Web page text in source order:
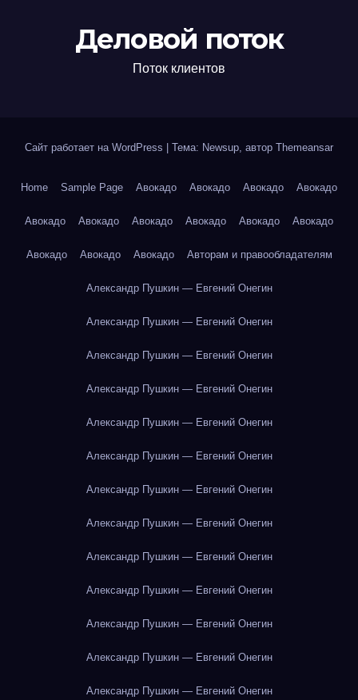
Деловой поток
Поток клиентов
Сайт работает на WordPress Тема: Newsup, автор Themeansar
Home Sample Page Авокадо Авокадо Авокадо Авокадо
Авокадо Авокадо Авокадо Авокадо Авокадо Авокадо
Авокадо Авокадо Авокадо Авторам и правообладателям
Александр Пушкин — Евгений Онегин
Александр Пушкин — Евгений Онегин
Александр Пушкин — Евгений Онегин
Александр Пушкин — Евгений Онегин
Александр Пушкин — Евгений Онегин
Александр Пушкин — Евгений Онегин
Александр Пушкин — Евгений Онегин
Александр Пушкин — Евгений Онегин
Александр Пушкин — Евгений Онегин
Александр Пушкин — Евгений Онегин
Александр Пушкин — Евгений Онегин
Александр Пушкин — Евгений Онегин
Александр Пушкин — Евгений Онегин